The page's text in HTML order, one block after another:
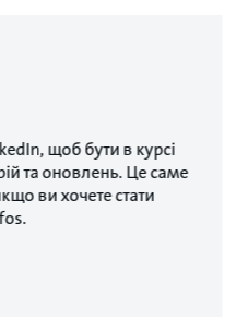
щоб бути в курсі
та оновлень. Це саме
ви хочете стати